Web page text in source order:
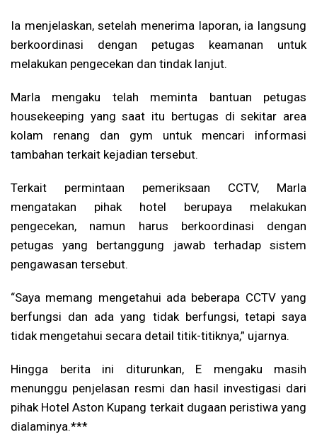
Ia menjelaskan, setelah menerima laporan, ia langsung
berkoordinasi dengan petugas keamanan untuk
melakukan pengecekan dan tindak lanjut.
Marla mengaku telah meminta bantuan petugas
housekeeping yang saat itu bertugas di sekitar area
kolam renang dan gym untuk mencari informasi
tambahan terkait kejadian tersebut.
Terkait permintaan pemeriksaan CCTV, Marla
mengatakan pihak hotel berupaya melakukan
pengecekan, namun harus berkoordinasi dengan
petugas yang bertanggung jawab terhadap sistem
pengawasan tersebut.
“Saya memang mengetahui ada beberapa CCTV yang
berfungsi dan ada yang tidak berfungsi, tetapi saya
tidak mengetahui secara detail titik-titiknya,” ujarnya.
Hingga berita ini diturunkan, E mengaku masih
menunggu penjelasan resmi dan hasil investigasi dari
pihak Hotel Aston Kupang terkait dugaan peristiwa yang
dialaminya.***